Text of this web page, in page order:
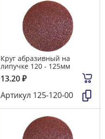
Круг абразивный на
липучке 120 - 125мм
13.20₽
Артикул 125-120-00